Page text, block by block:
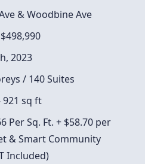
& Woodbine Ave
2023
/ 140 Suites
921 sq ft
Per Sq. Ft. + $58.70 per
& Smart Community
Included)